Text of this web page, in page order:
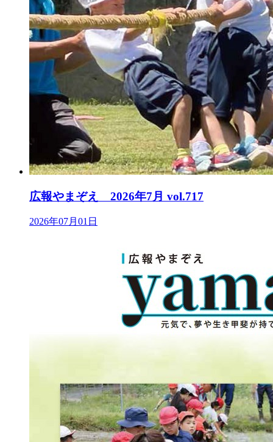
広報やまぞえ 2026年7月 vol.717
2026年07月01日